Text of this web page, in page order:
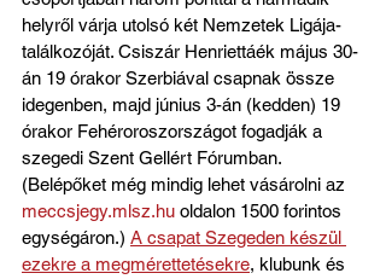
helyről várja utolsó két Nemzetek Ligája-
találkozóját. Csiszár Henriettáék május 30-
án 19 órakor Szerbiával csapnak össze
idegenben, majd június 3-án (kedden) 19
órakor Fehéroroszországot fogadják a
szegedi Szent Gellért Fórumban.
(Belépőket még mindig lehet vásárolni az
meccsjegy.mlsz.hu oldalon 1500 forintos
egységáron.) A csapat Szegeden készül
ezekre a megmérettetésekre, klubunk és